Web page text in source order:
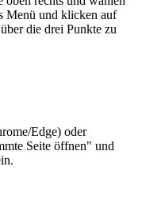
Menü und klicken auf
die drei Punkte zu
Edge) oder
Seite öffnen" und